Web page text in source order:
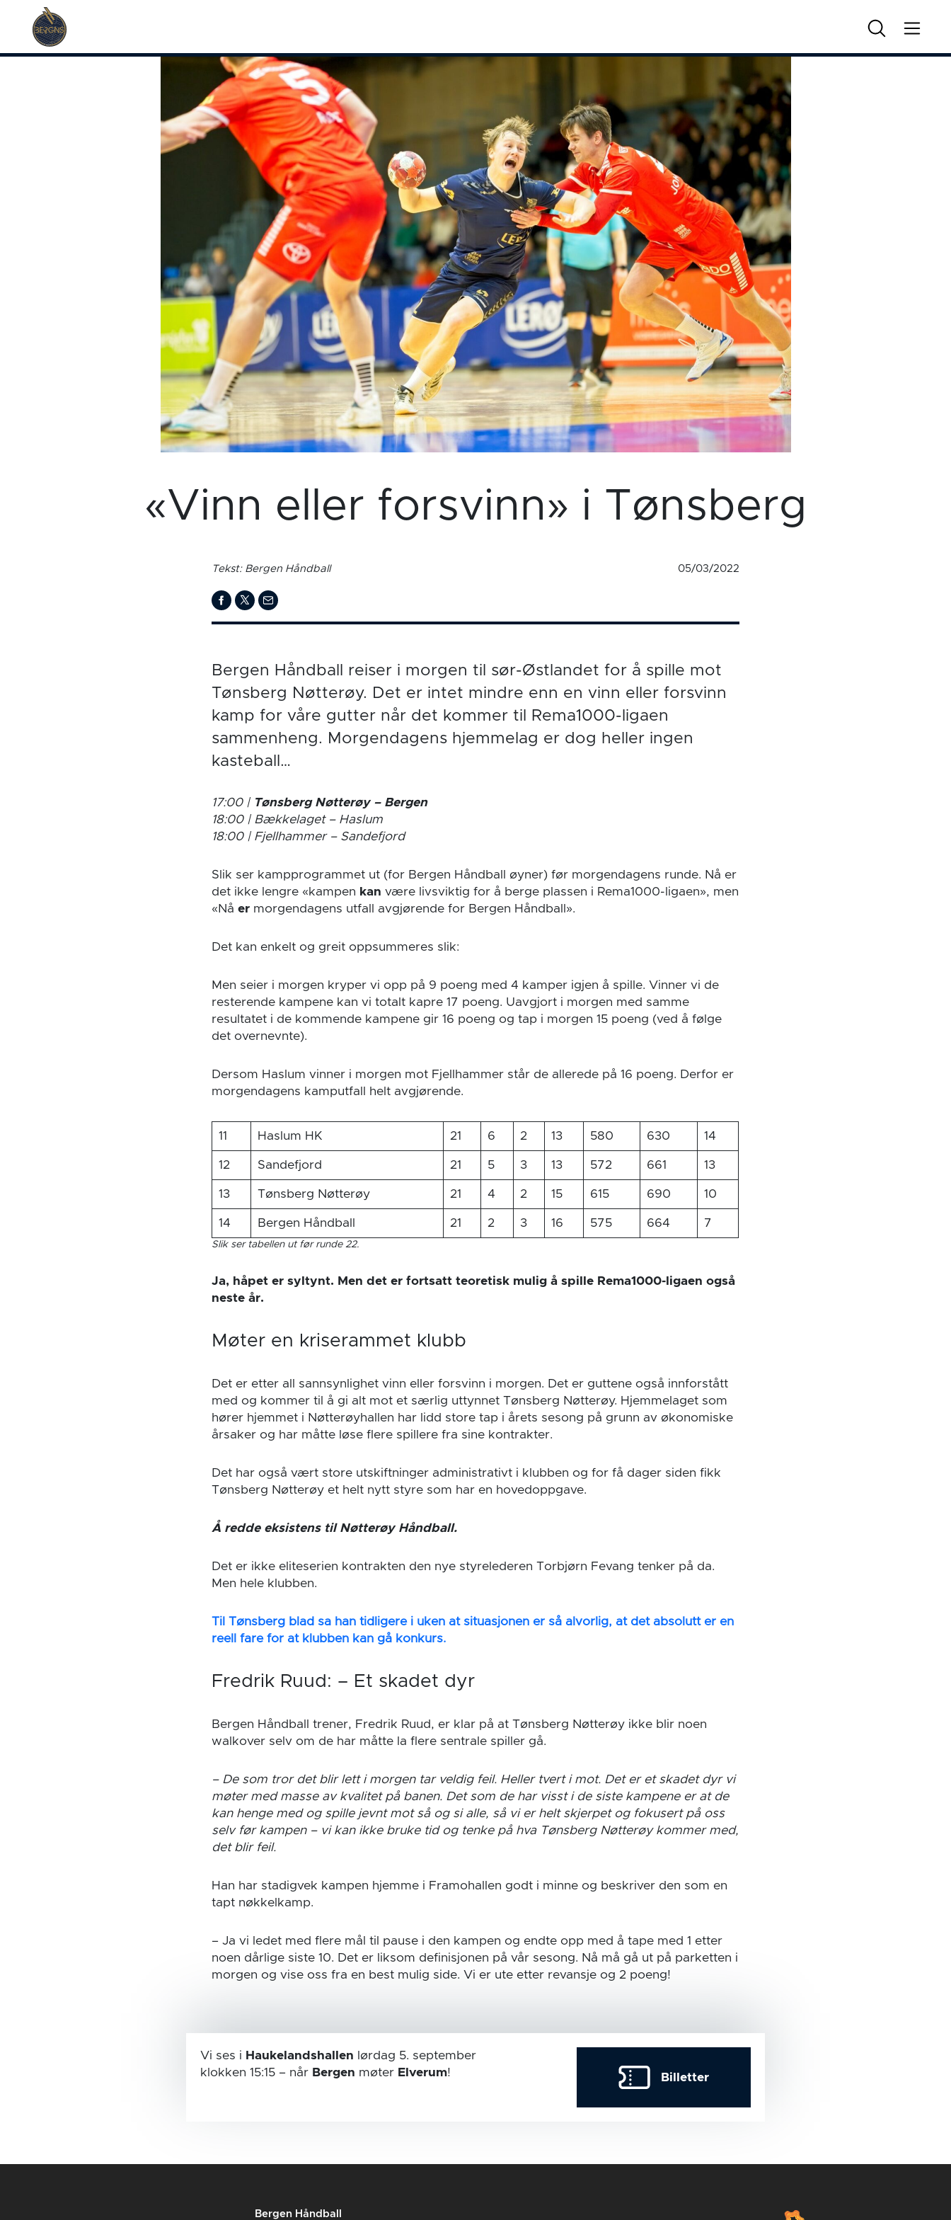
«Vinn eller forsvinn» i Tønsberg
Tekst: Bergen Håndball 05/03/2022
Bergen Håndball reiser i morgen til sør-Østlandet for å spille mot
Tønsberg Nøtterøy. Det er intet mindre enn en vinn eller forsvinn
kamp for våre gutter når det kommer til Rema1000-ligaen
sammenheng. Morgendagens hjemmelag er dog heller ingen
kasteball…
17:00 | Tønsberg Nøtterøy – Bergen
18:00 | Bækkelaget – Haslum
18:00 | Fjellhammer – Sandefjord
Slik ser kampprogrammet ut (for Bergen Håndball øyner) før morgendagens runde. Nå er
det ikke lengre «kampen kan være livsviktig for å berge plassen i Rema1000-ligaen», men
«Nåer morgendagens utfall avgjørende for Bergen Håndball».
Det kan enkelt og greit oppsummeres slik:
Men seier i morgen kryper vi opp på 9 poeng med 4 kamper igjen å spille. Vinner vi de
resterende kampene kan vi totalt kapre 17 poeng. Uavgjort i morgen med samme
resultatet i de kommende kampene gir 16 poeng og tap i morgen 15 poeng (ved å følge
det overnevnte).
Dersom Haslum vinner i morgen mot Fjellhammer står de allerede på 16 poeng. Derfor er
morgendagens kamputfall helt avgjørende.
11 Haslum HK 21 6 2 13 580 630 14
12 Sandefjord 21 5 3 13 572 661 13
13 Tønsberg Nøtterøy 21 4 2 15 615 690 10
14 Bergen Håndball 21 2 3 16 575 664 7
Slik ser tabellen ut før runde 22.
Ja, håpet er syltynt. Men det er fortsatt teoretisk mulig å spille Rema1000-ligaen også
neste år.
Møter en kriserammet klubb
Det er etter all sannsynlighet vinn eller forsvinn i morgen. Det er guttene også innforstått
med og kommer til å gi alt mot et særlig uttynnet Tønsberg Nøtterøy. Hjemmelaget som
hører hjemmet i Nøtterøyhallen har lidd store tap i årets sesong på grunn av økonomiske
årsaker og har måtte løse flere spillere fra sine kontrakter.
Det har også vært store utskiftninger administrativt i klubben og for få dager siden fikk
Tønsberg Nøtterøy et helt nytt styre som har en hovedoppgave.
Å redde eksistens til Nøtterøy Håndball.
Det er ikke eliteserien kontrakten den nye styrelederen Torbjørn Fevang tenker på da.
Men hele klubben.
Til Tønsberg blad sa han tidligere i uken at situasjonen er så alvorlig, at det absolutt er en
reell fare for at klubben kan gå konkurs.
Fredrik Ruud: – Et skadet dyr
Bergen Håndball trener, Fredrik Ruud, er klar på at Tønsberg Nøtterøy ikke blir noen
walkover selv om de har måtte la flere sentrale spiller gå.
– De som tror det blir lett i morgen tar veldig feil. Heller tvert i mot. Det er et skadet dyr vi
møter med masse av kvalitet på banen. Det som de har visst i de siste kampene er at de
kan henge med og spille jevnt mot så og si alle, så vi er helt skjerpet og fokusert på oss
selv før kampen – vi kan ikke bruke tid og tenke på hva Tønsberg Nøtterøy kommer med,
det blir feil.
Han har stadigvek kampen hjemme i Framohallen godt i minne og beskriver den som en
tapt nøkkelkamp.
– Ja vi ledet med flere mål til pause i den kampen og endte opp med å tape med 1 etter
noen dårlige siste 10. Det er liksom definisjonen på vår sesong. Nå må gå ut på parketten i
morgen og vise oss fra en best mulig side. Vi er ute etter revansje og 2 poeng!
Vi ses i Haukelandshallen lørdag 5. september
klokken 15:15– når Bergen møter Elverum! Billetter
Bergen Håndball